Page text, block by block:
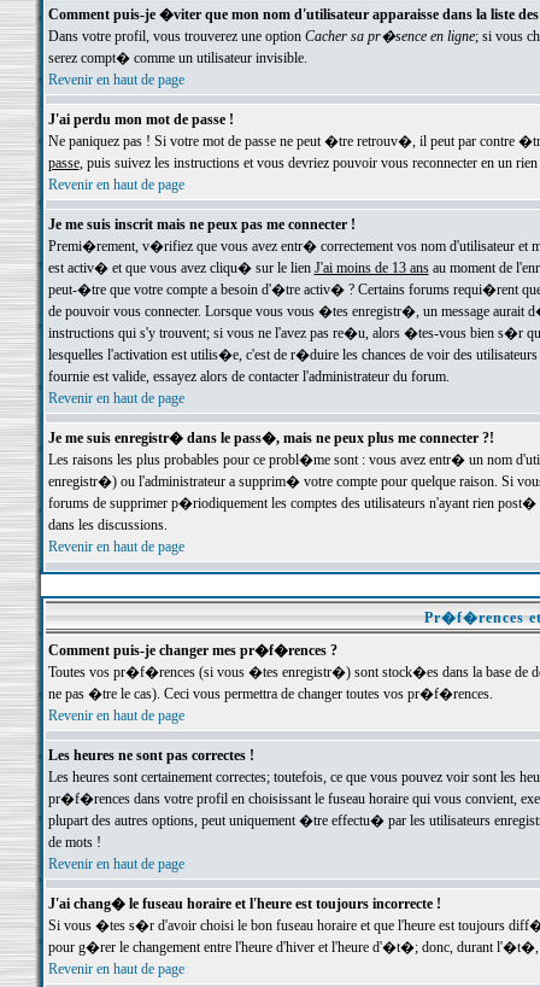
Comment puis-je �viter que mon nom d'utilisateur apparaisse dans la liste
Dans votre profil, vous trouverez une option Cacher sa pr�sence en ligne; si vous
serez compt� comme un utilisateur invisible.
Revenir en haut de page
J'ai perdu mon mot de passe !
Ne paniquez pas ! Si votre mot de passe ne peut �tre retrouv�, il peut par contre
passe, puis suivez les instructions et vous devriez pouvoir vous reconnecter en un rien
Revenir en haut de page
Je me suis inscrit mais ne peux pas me connecter !
Premi�rement, v�rifiez que vous avez entr� correctement vos nom d'utilisateur
est activ� et que vous avez cliqu� sur le lien J'ai moins de 13 ansau moment de
peut-�tre que votre compte a besoin d'�tre activ� ? Certains forums requi�rent
de pouvoir vous connecter. Lorsque vous vous �tes enregistr�, un message aurait
instructions qui s'y trouvent; si vous ne l'avez pas re�u, alors �tes-vous bien s�r
lesquelles l'activation est utilis�e, c'est de r�duire les chances de voir des
fournie est valide, essayez alors de contacter l'administrateur du forum.
Revenir en haut de page
Je me suis enregistr� dans le pass�, mais ne peux plus me connecter ?!
Les raisons les plus probables pour ce probl�me sont : vous avez entr� un nom
enregistr�) ou l'administrateur a supprim� votre compte pour quelque raison. Si
forums de supprimer p�riodiquement les comptes des utilisateurs n'ayant rien
dans les discussions.
Revenir en haut de page
Pr�f�rences
Comment puis-je changer mes pr�f�rences ?
Toutes vos pr�f�rences (si vous �tes enregistr�) sont stock�es dans la base de
ne pas �tre le cas). Ceci vous permettra de changer toutes vos pr�f�rences.
Revenir en haut de page
Les heures ne sont pas correctes !
Les heures sont certainement correctes; toutefois, ce que vous pouvez voir sont
pr�f�rences dans votre profil en choisissant le fuseau horaire qui vous convient,
plupart des autres options, peut uniquement �tre effectu� par les utilisateurs
de mots !
Revenir en haut de page
J'ai chang� le fuseau horaire et l'heure est toujours incorrecte !
Si vous �tes s�r d'avoir choisi le bon fuseau horaire et que l'heure est toujours
pour g�rer le changement entre l'heure d'hiver et l'heure d'�t�; donc, durant
Revenir en haut de page